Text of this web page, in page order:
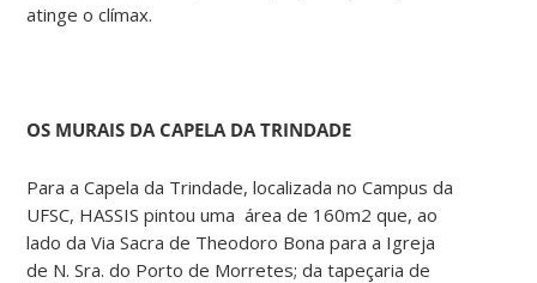
atinge o clímax.
OS MURAIS DA CAPELA DA TRINDADE
Para a Capela da Trindade, localizada no Campus da
UFSC, HASSIS pintou uma área de 160m2 que, ao
lado da Via Sacra de Theodoro Bona para a Igreja
de N. Sra. do Porto de Morretes; da tapeçaria de